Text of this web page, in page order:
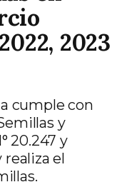
2023
cumple con
y
20.247 y
el